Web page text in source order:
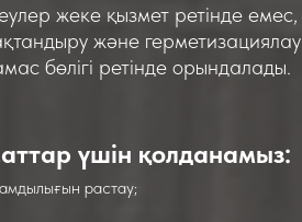
үшін қолданамыз:
жеке қызмет ретінде емес,
және герметизациялау
бөлігі ретінде орындалады.
растау;